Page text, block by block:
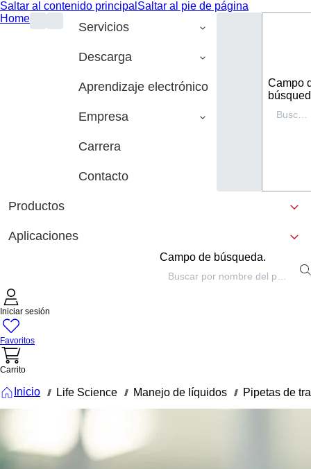
Saltar al contenido principal Saltar al pie de página
Home
Servicios
Descarga
Aprendizaje electrónico
Empresa
Carrera
Contacto
Campo
Productos
Aplicaciones
Campo de búsqueda.
Iniciar sesión
Favoritos
Carrito
Inicio /// Life Science /// Manejo de líquidos /// Pipetas de